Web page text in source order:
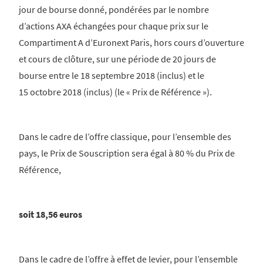
jour de bourse donné, pondérées par le nombre
d’actions AXA échangées pour chaque prix sur le
Compartiment A d’Euronext Paris, hors cours d’ouverture
et cours de clôture, sur une période de 20 jours de
bourse entre le 18 septembre 2018 (inclus) et le
15 octobre 2018 (inclus) (le « Prix de Référence »).
Dans le cadre de l’offre classique, pour l’ensemble des
pays, le Prix de Souscription sera égal à 80 % du Prix de
Référence,
soit 18,56 euros
Dans le cadre de l’offre à effet de levier, pour l’ensemble